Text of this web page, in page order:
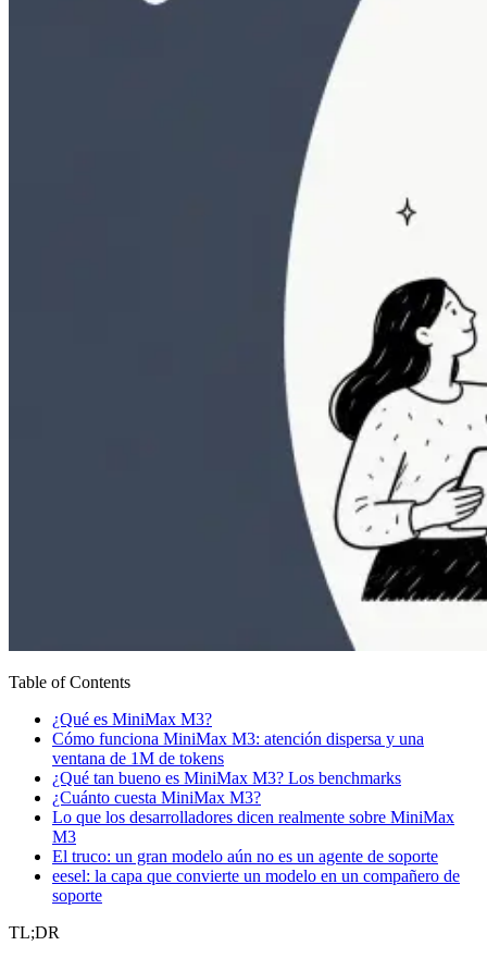
Table of Contents
¿Qué es MiniMax M3?
Cómo funciona MiniMax M3: atención dispersa y una
ventana de 1M de tokens
¿Qué tan bueno es MiniMax M3? Los benchmarks
¿Cuánto cuesta MiniMax M3?
Lo que los desarrolladores dicen realmente sobre MiniMax
M3
El truco: un gran modelo aún no es un agente de soporte
eesel: la capa que convierte un modelo en un compañero de
soporte
TL;DR